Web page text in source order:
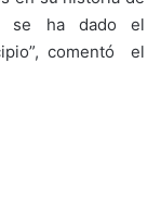
se ha dado el
comentó el